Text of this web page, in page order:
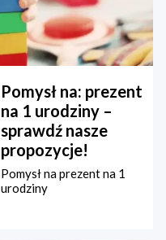
Pomysł na: prezent
na 1 urodziny –
sprawdź nasze
propozycje!
Pomysł na prezent na 1
urodziny